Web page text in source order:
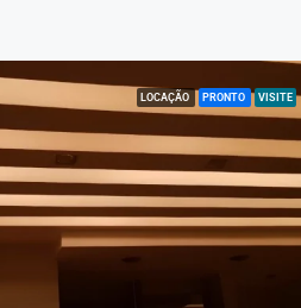
LOCAÇÃO PRONTO VISITE